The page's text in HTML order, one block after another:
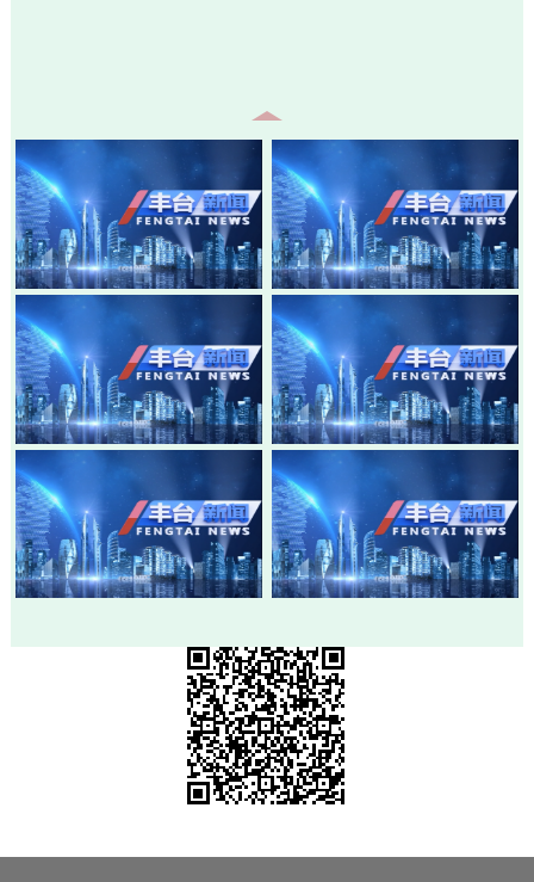
20260805-丰台新闻
20260803-丰台新闻
20260730-丰台新闻
20260728-丰台新闻